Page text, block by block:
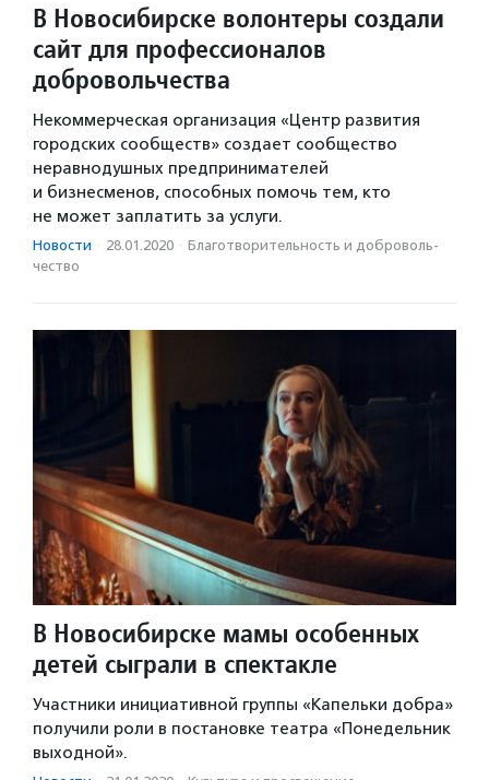
В Новосибирске волонтеры создали
сайт для профессионалов
добровольчества
Некоммерческая организация «Центр развития
городских сообществ» создает сообщество
неравнодушных предпринимателей
и бизнесменов, способных помочь тем, кто
не может заплатить за услуги.
Новости · 28.01.2020 · Благотвори­тель­ность и доброволь­
чест­во
В Новосибирске мамы особенных
детей сыграли в спектакле
Участники инициативной группы «Капельки добра»
получили роли в постановке театра «Понедельник
выходной».